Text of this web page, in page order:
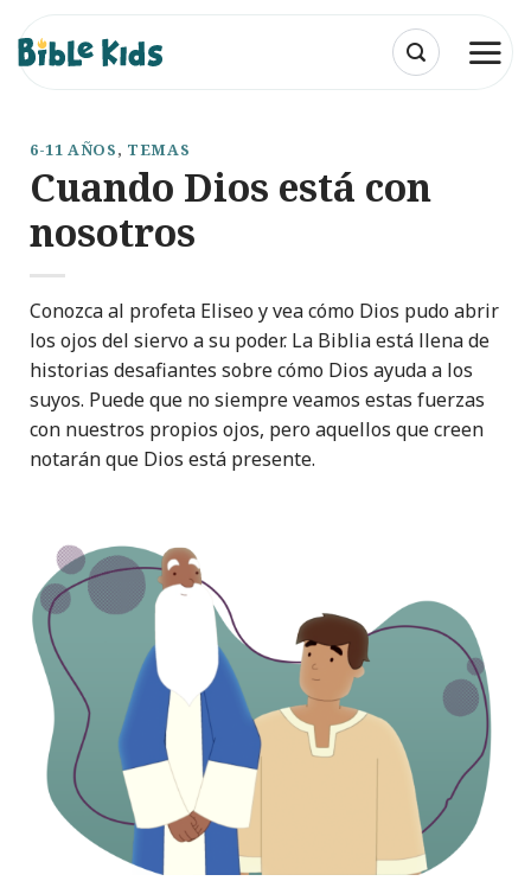
contenido
6-11 AÑOS, TEMAS
Cuando Dios está con
nosotros
Conozca al profeta Eliseo y vea cómo Dios pudo abrir
los ojos del siervo a su poder. La Biblia está llena de
historias desafiantes sobre cómo Dios ayuda a los
suyos. Puede que no siempre veamos estas fuerzas
con nuestros propios ojos, pero aquellos que creen
notarán que Dios está presente.